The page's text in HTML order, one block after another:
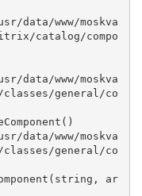
catalog/compo
general/co
general/co
ar